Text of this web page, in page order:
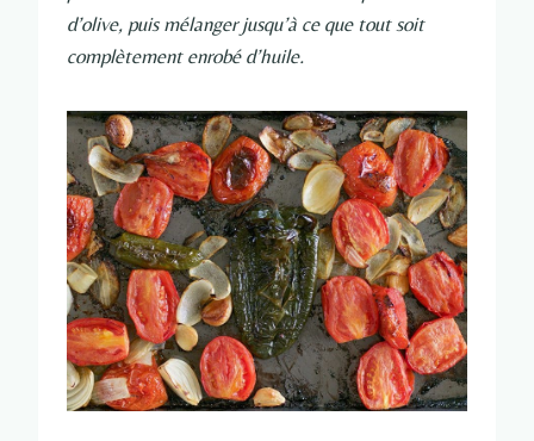
d’olive, puis mélanger jusqu’à ce que tout soit
complètement enrobé d’huile.